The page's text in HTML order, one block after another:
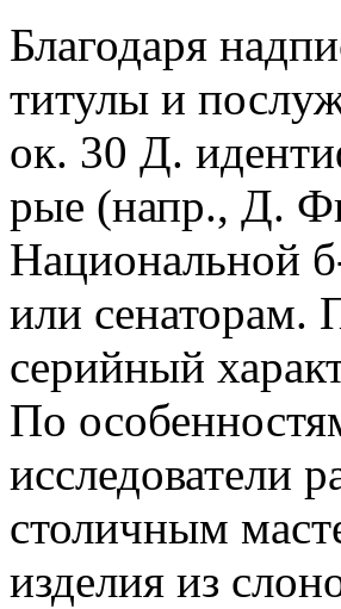
Благодаря
титулы и
ок. 30 Д.
рые (напр., Д.
Национальной
или сенаторам.
серийный
По
исследователи
столичным
изделия из